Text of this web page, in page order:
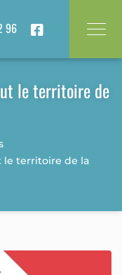
96
le territoire de
le territoire de la